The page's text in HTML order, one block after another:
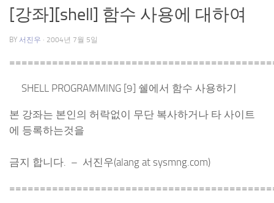
[강좌][shell] 함수 사용에 대하여
BY 서진우 · 2004년 7월 5일
SHELL PROGRAMMING [9] 쉘에서 함수 사용하기
본 강좌는 본인의 허락없이 무단 복사하거나 타 사이트
에 등록하는것을
금지 합니다. – 서진우(alang at sysmng.com)